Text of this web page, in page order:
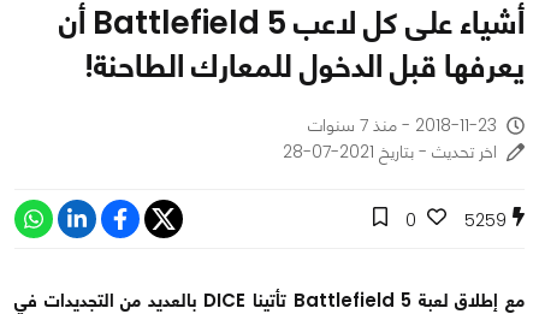
أشياء على كل لاعب Battlefield 5 أن
يعرفها قبل الدخول للمعارك الطاحنة!
2018-11-23 - منذ 7 سنوات
اخر تحديث - بتاريخ 2021-07-28
5259
0
مع إطلاق لعبة Battlefield 5 تأتينا DICE بالعديد من التجديدات في